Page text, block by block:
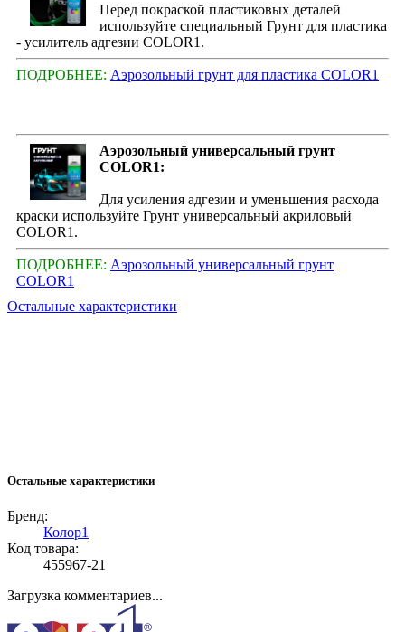
Перед покраской пластиковых деталей
используйте специальный Грунт для пластика
- усилитель адгезии COLOR1.
ПОДРОБНЕЕ: Аэрозольный грунт для пластика COLOR1
Аэрозольный универсальный грунт
COLOR1:
Для усиления адгезии и уменьшения расхода
краски используйте Грунт универсальный акриловый
COLOR1.
ПОДРОБНЕЕ: Аэрозольный универсальный грунт
COLOR1
Остальные характеристики
Остальные характеристики
Бренд:
Колор1
Код товара:
455967-21
Загрузка комментариев...